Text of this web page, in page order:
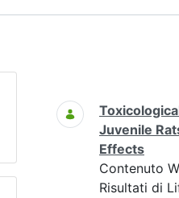
Ricerca
Juvenile
Effects
Contenuto
Risultati di